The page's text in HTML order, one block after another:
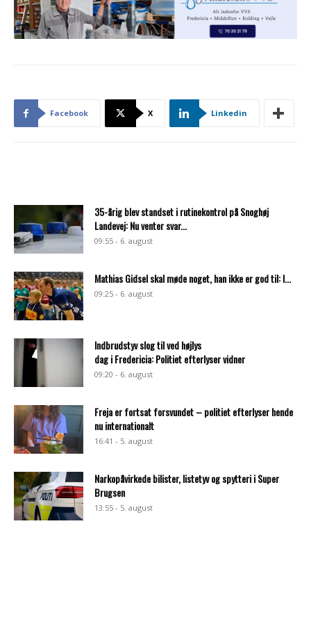
Facebook X Linkedin
35-årig blev standset i rutinekontrol på Snoghøj
Landevej: Nu venter svar...
09:55 - 6. august
Mathias Gidsel skal møde noget, han ikke er god til: I...
09:25 - 6. august
Indbrudstyv slog til ved højlys
dag i Fredericia: Politiet efterlyser vidner
09:20 - 6. august
Freja er fortsat forsvundet – politiet efterlyser hende
nu internationalt
16:41 - 5. august
Narkopåvirkede bilister, listetyv og spytteri i Super
Brugsen
13:55 - 5. august